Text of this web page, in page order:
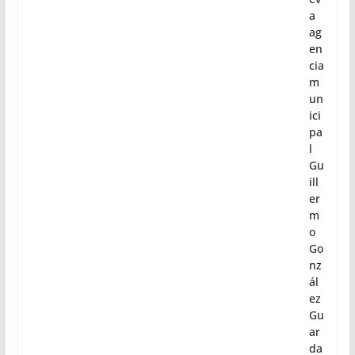
a
ag
en
cia
m
un
ici
pa
l
Gu
ill
er
m
o
Go
nz
ál
ez
Gu
ar
da